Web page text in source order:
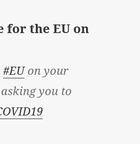
for the EU on
#EUon your
you to